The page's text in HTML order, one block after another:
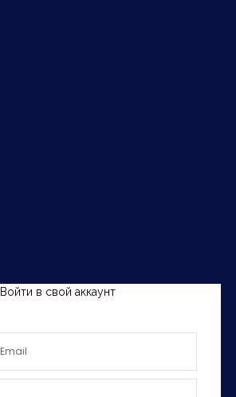
Войти в свой аккаунт